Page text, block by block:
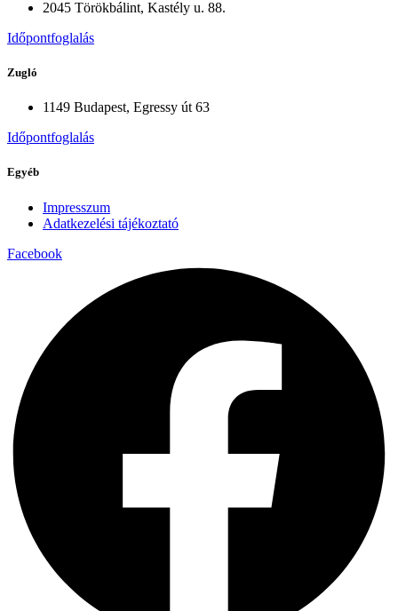
2045 Törökbálint, Kastély u. 88.
Időpontfoglalás
Zugló
1149 Budapest, Egressy út 63
Időpontfoglalás
Egyéb
Impresszum
Adatkezelési tájékoztató
Facebook